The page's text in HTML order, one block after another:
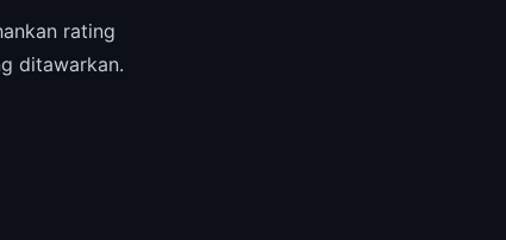
rating
ditawarkan.